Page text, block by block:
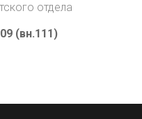
отдела
(вн.111)